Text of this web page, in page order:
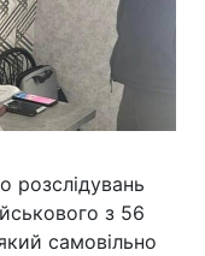
розслідувань
з 56
самовільно